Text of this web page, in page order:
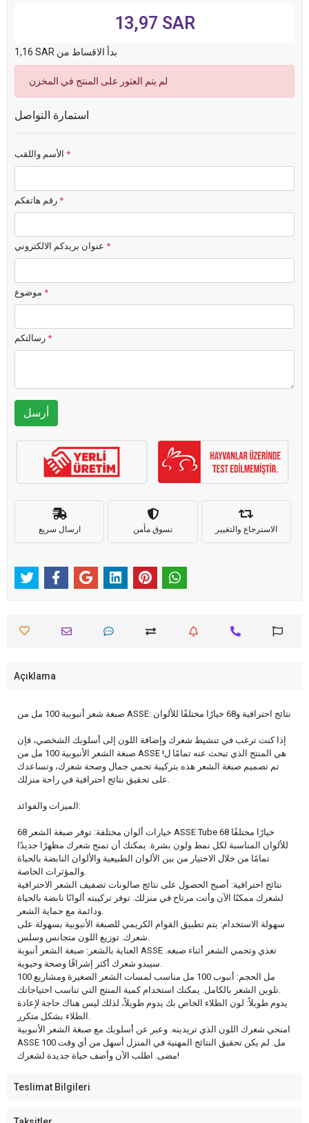
13,97 SAR
1,16 SAR بدأ الاقساط من
لم يتم العثور على المنتج في المخزن
استمارة التواصل
*
*
*
*
*
أرسل
ارسال سريع تسوق مأمن الاسترجاع والتغيير
Açıklama
صبغة شعر أنبوبية 100 مل من ASSE: نتائج احترافية و68 خيارًا مختلفًا للألوان
إذا كنت ترغب في تنشيط شعرك وإضافة اللون إلى أسلوبك الشخصي، فإن
صبغة الشعر الأنبوبية 100 مل من ASSE هي المنتج الذي تبحث عنه تمامًا ل!
تم تصميم صبغة الشعر هذه بتركيبة تحمي جمال وصحة شعرك، وتساعدك
على تحقيق نتائج احترافية في راحة منزلك.
الميزات والفوائد:
68 خيارات ألوان مختلفة: توفر صبغة الشعر ASSE Tube 68 خيارًا مختلفًا
للألوان المناسبة لكل نمط ولون بشرة. يمكنك أن تمنح شعرك مظهرًا جديدًا
تمامًا من خلال الاختيار من بين الألوان الطبيعية والألوان النابضة بالحياة
والمؤثرات الخاصة.
نتائج احترافية: أصبح الحصول على نتائج صالونات تصفيف الشعر الاحترافية
لشعرك ممكنًا الآن وأنت مرتاح في منزلك. توفر تركيبته ألوانًا نابضة بالحياة
ودائمة مع حماية الشعر.
سهولة الاستخدام: يتم تطبيق القوام الكريمي للصبغة الأنبوبية بسهولة على
شعرك. توزيع اللون متجانس وسلس.
العناية بالشعر: صبغة الشعر أنبوبة ASSE تغذي وتحمي الشعر أثناء صبغه.
سيبدو شعرك أكثر إشراقًا وصحة وحيوية.
100 مل الحجم: أنبوب 100 مل مناسب لمسات الشعر الصغيرة ومشاريع
تلوين الشعر بالكامل. يمكنك استخدام كمية المنتج التي تناسب احتياجاتك.
يدوم طويلاً: لون الطلاء الخاص بك يدوم طويلاً، لذلك ليس هناك حاجة لإعادة
الطلاء بشكل متكرر.
امنحي شعرك اللون الذي تريدينه. وعبر عن أسلوبك مع صبغة الشعر الأنبوبية
ASSE 100 مل. لم يكن تحقيق النتائج المهنية في المنزل أسهل من أي وقت
مضى. اطلب الآن وأضف حياة جديدة لشعرك!
Teslimat Bilgileri